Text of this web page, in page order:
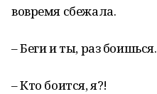
вовремя сбежала.
– Беги и ты, раз боишься.
– Кто боится, я?!